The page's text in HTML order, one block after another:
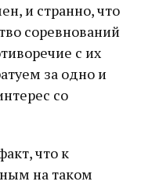
и странно, что
соревнований
с их
за одно и
со
что к
на таком